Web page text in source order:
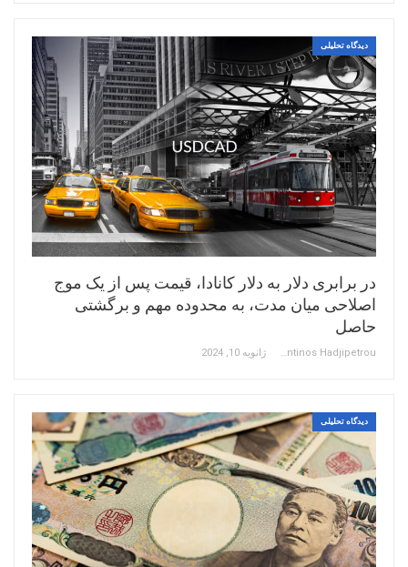
دیدگاه تحلیلی
در برابری دلار به دلار کانادا، قیمت پس از یک موج
اصلاحی میان مدت، به محدوده مهم و برگشتی
حاصل
Constantinos Hadjipetrou ژانویه 10, 2024
دیدگاه تحلیلی